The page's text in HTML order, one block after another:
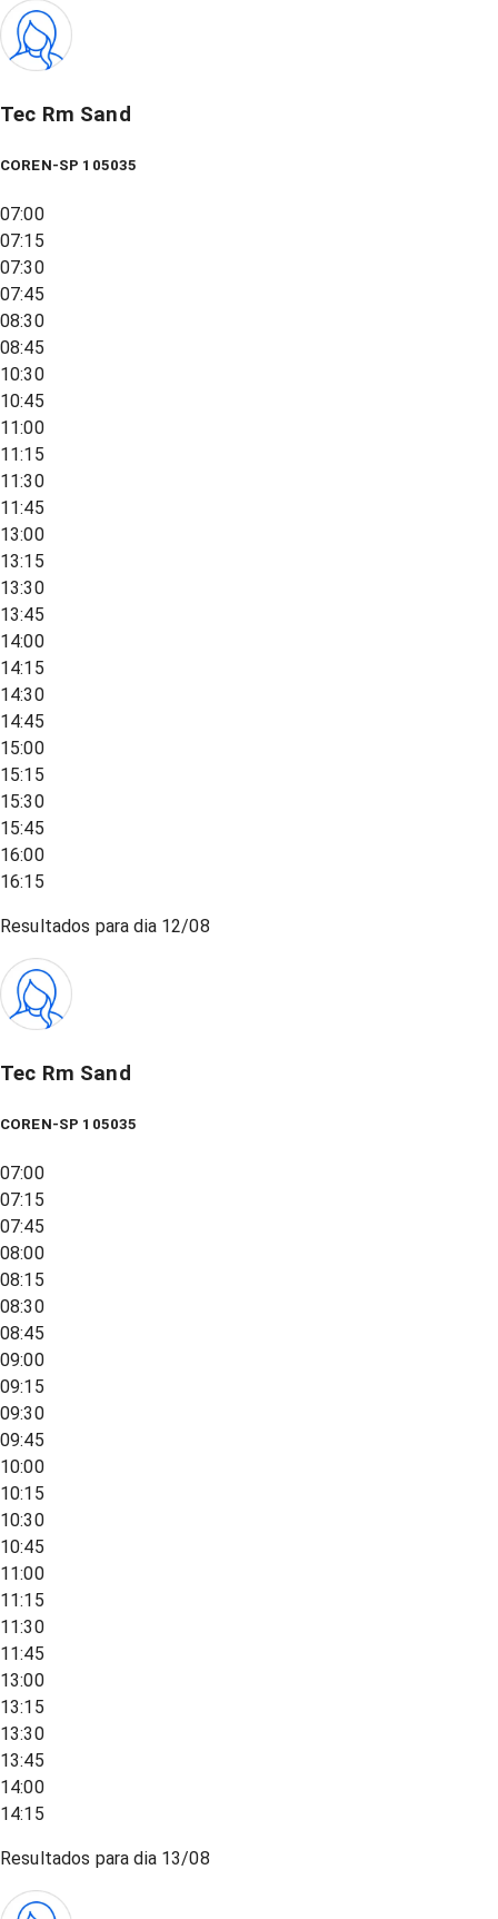
Tec Rm Sand
COREN-SP 105035
07:00
07:15
07:30
07:45
08:30
08:45
10:30
10:45
11:00
11:15
11:30
11:45
13:00
13:15
13:30
13:45
14:00
14:15
14:30
14:45
15:00
15:15
15:30
15:45
16:00
16:15
Resultados para dia 12/08
Tec Rm Sand
COREN-SP 105035
07:00
07:15
07:45
08:00
08:15
08:30
08:45
09:00
09:15
09:30
09:45
10:00
10:15
10:30
10:45
11:00
11:15
11:30
11:45
13:00
13:15
13:30
13:45
14:00
14:15
Resultados para dia 13/08